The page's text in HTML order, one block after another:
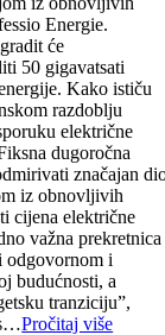
Energie.
će
50 gigavatsati
Kako ističu
razdoblju
električne
dugoročna
značajan
iz obnovljivih
cijena električne
važna prekretnica
odgovornom i
budućnosti, a
tranziciju”,
Pročitaj više